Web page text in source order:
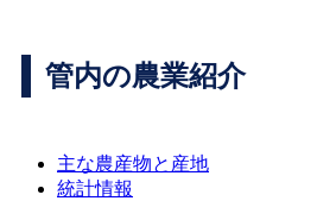
管内の農業紹介
主な農産物と産地
統計情報